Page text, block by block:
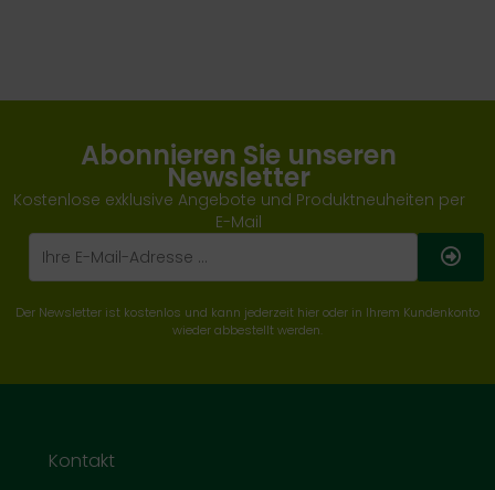
Abonnieren Sie unseren
Newsletter
Kostenlose exklusive Angebote und Produktneuheiten per
E-Mail
Der Newsletter ist kostenlos und kann jederzeit hier oder in Ihrem Kundenkonto
wieder abbestellt werden.
Kontakt